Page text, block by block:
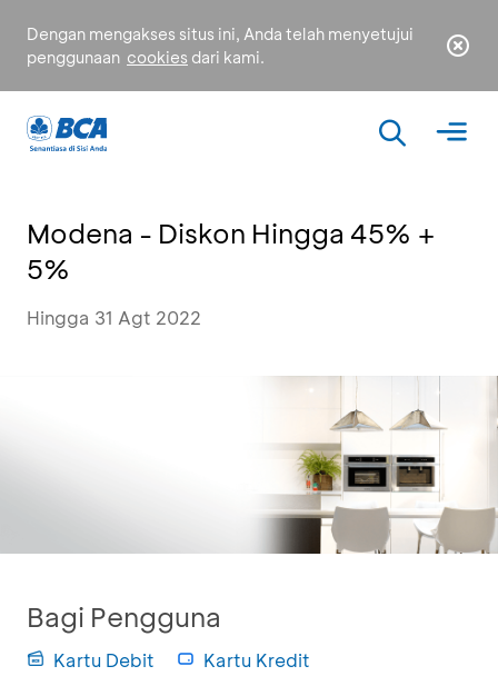
Dengan mengakses situs ini, Anda telah menyetujui
penggunaan cookies dari kami.
Modena - Diskon Hingga 45% +
5%
Hingga 31 Agt 2022
Bagi Pengguna
Kartu Debit Kartu Kredit